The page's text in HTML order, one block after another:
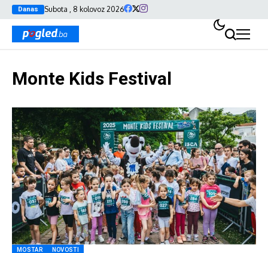
Danas Subota , 8 kolovoz 2026
Monte Kids Festival
MOSTAR NOVOSTI